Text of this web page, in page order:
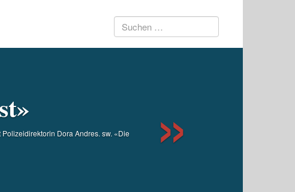
Suchen
Dora Andres. sw. «Die